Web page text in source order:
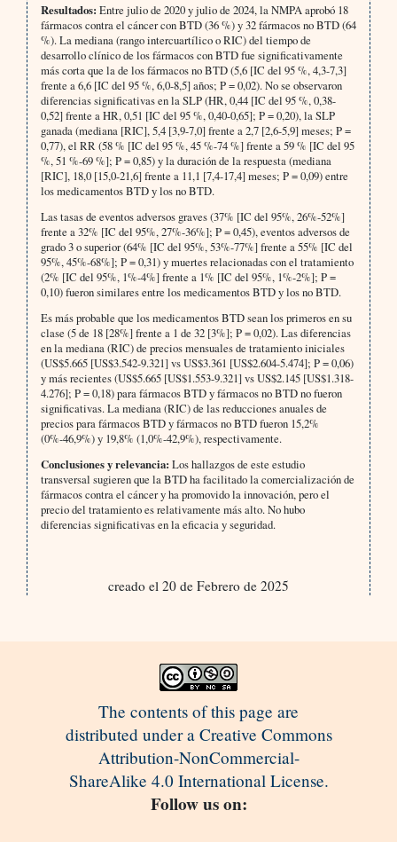
Resultados: Entre julio de 2020 y julio de 2024, la NMPA aprobó 18
fármacos contra el cáncer con BTD (36 %) y 32 fármacos no BTD (64
%). La mediana (rango intercuartílico o RIC) del tiempo de
desarrollo clínico de los fármacos con BTD fue significativamente
más corta que la de los fármacos no BTD (5,6 [IC del 95 %, 4,3-7,3]
frente a 6,6 [IC del 95 %, 6,0-8,5] años; P = 0,02). No se observaron
diferencias significativas en la SLP (HR, 0,44 [IC del 95 %, 0,38-
0,52] frente a HR, 0,51 [IC del 95 %, 0,40-0,65]; P = 0,20), la SLP
ganada (mediana [RIC], 5,4 [3,9-7,0] frente a 2,7 [2,6-5,9] meses; P =
0,77), el RR (58 % [IC del 95 %, 45 %-74 %] frente a 59 % [IC del 95
%, 51 %-69 %]; P = 0,85) y la duración de la respuesta (mediana
[RIC], 18,0 [15,0-21,6] frente a 11,1 [7,4-17,4] meses; P = 0,09) entre
los medicamentos BTD y los no BTD.
Las tasas de eventos adversos graves (37% [IC del 95%, 26%-52%]
frente a 32% [IC del 95%, 27%-36%]; P = 0,45), eventos adversos de
grado 3 o superior (64% [IC del 95%, 53%-77%] frente a 55% [IC del
95%, 45%-68%]; P = 0,31) y muertes relacionadas con el tratamiento
(2% [IC del 95%, 1%-4%] frente a 1% [IC del 95%, 1%-2%]; P =
0,10) fueron similares entre los medicamentos BTD y los no BTD.
Es más probable que los medicamentos BTD sean los primeros en su
clase (5 de 18 [28%] frente a 1 de 32 [3%]; P = 0,02). Las diferencias
en la mediana (RIC) de precios mensuales de tratamiento iniciales
(US$5.665 [US$3.542-9.321] vs US$3.361 [US$2.604-5.474]; P = 0,06)
y más recientes (US$5.665 [US$1.553-9.321] vs US$2.145 [US$1.318-
4.276]; P = 0,18) para fármacos BTD y fármacos no BTD no fueron
significativas. La mediana (RIC) de las reducciones anuales de
precios para fármacos BTD y fármacos no BTD fueron 15,2%
(0%-46,9%) y 19,8% (1,0%-42,9%), respectivamente.
Conclusiones y relevancia: Los hallazgos de este estudio
transversal sugieren que la BTD ha facilitado la comercialización de
fármacos contra el cáncer y ha promovido la innovación, pero el
precio del tratamiento es relativamente más alto. No hubo
diferencias significativas en la eficacia y seguridad.
creado el 20 de Febrero de 2025
The contents of this page are
distributed under a Creative Commons
Attribution-NonCommercial-
ShareAlike 4.0 International License.
Follow us on: